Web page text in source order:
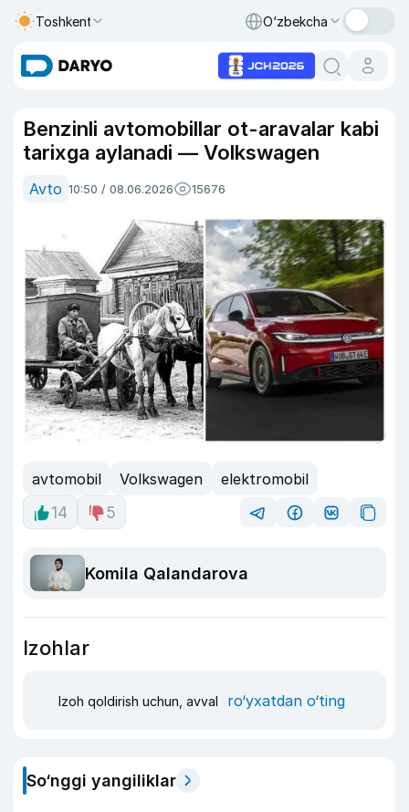
Toshkent O‘zbekcha
Benzinli avtomobillar ot-aravalar kabi
tarixga aylanadi — Volkswagen
Avto 10:50 / 08.06.2026 15676
avtomobil Volkswagen
elektromobil
14
5
Komila Qalandarova
Izohlar
Izoh qoldirish uchun, avval ro‘yxatdan o‘ting
So‘nggi yangiliklar